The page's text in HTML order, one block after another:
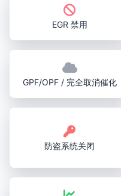
EGR 禁用
GPF/OPF / 完全取消催化
防盗系统关闭